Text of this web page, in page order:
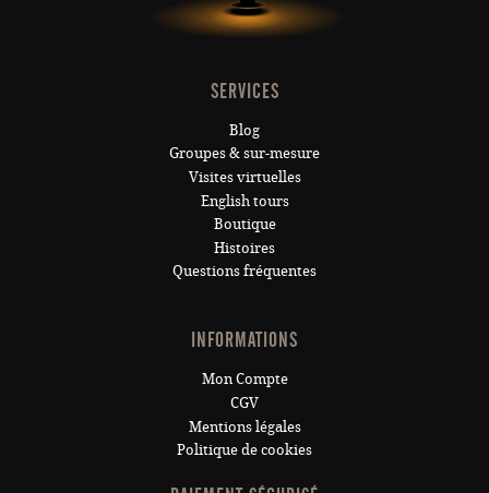
SERVICES
Blog
Groupes & sur-mesure
Visites virtuelles
English tours
Boutique
Histoires
Questions fréquentes
INFORMATIONS
Mon Compte
CGV
Mentions légales
Politique de cookies